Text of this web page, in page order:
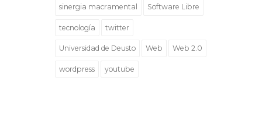
sinergia macramental Software Libre
tecnología twitter
Universidad de Deusto Web Web 2.0
wordpress youtube